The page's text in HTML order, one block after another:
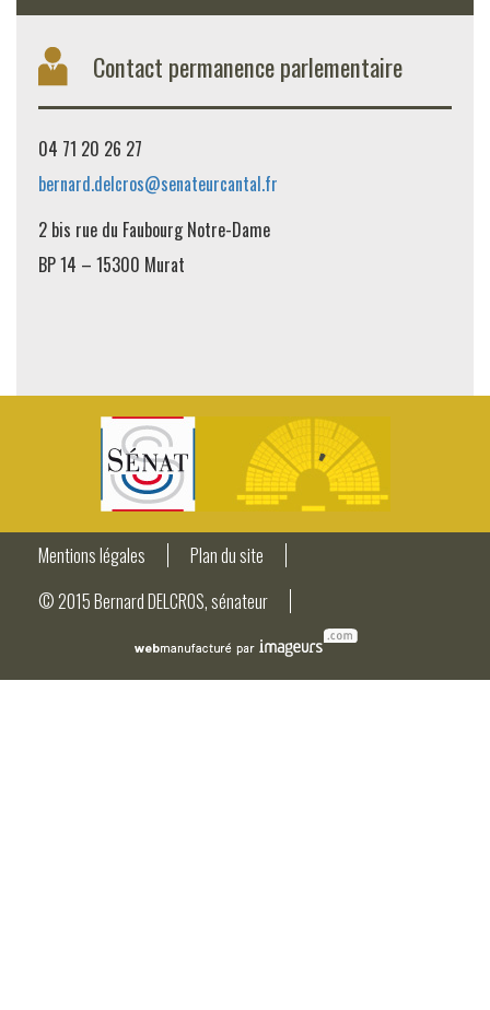
Contact permanence parlementaire
04 71 20 26 27
bernard.delcros@senateurcantal.fr
2 bis rue du Faubourg Notre-Dame
BP 14 – 15300 Murat
Mentions légales
Plan du site
© 2015 Bernard DELCROS, sénateur